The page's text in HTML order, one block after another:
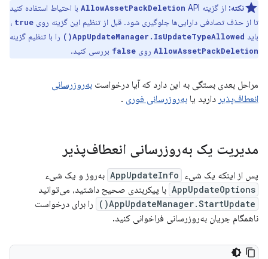
نکته: از گزینه AllowAssetPackDeletion API با احتیاط استفاده کنید
تا از حذف تصادفی دارایی‌ها جلوگیری شود. قبل از تنظیم این گزینه روی true ،
باید AppUpdateManager.IsUpdateTypeAllowed() را با تنظیم گزینه
AllowAssetPackDeletion روی false بررسی کنید.
مراحل بعدی بستگی به این دارد که آیا درخواست به‌روزرسانی
انعطاف‌پذیر دارید یا به‌روزرسانی فوری .
مدیریت یک به‌روزرسانی انعطاف‌پذیر
پس از اینکه یک شیء AppUpdateInfo به‌روز و یک شیء
AppUpdateOptions با پیکربندی صحیح داشتید، می‌توانید
AppUpdateManager.StartUpdate()
را برای درخواست
ناهمگام جریان به‌روزرسانی فراخوانی کنید.